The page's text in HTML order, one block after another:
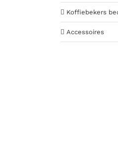
Koffiebekers
Accessoires